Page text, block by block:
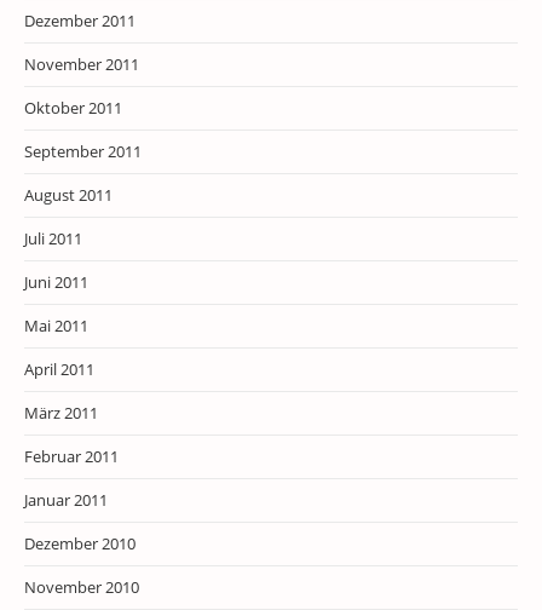
Dezember 2011
November 2011
Oktober 2011
September 2011
August 2011
Juli 2011
Juni 2011
Mai 2011
April 2011
März 2011
Februar 2011
Januar 2011
Dezember 2010
November 2010